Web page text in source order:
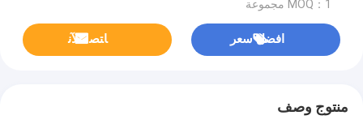
MOQ：1 مجموعة
افضل سعر ﺎﺘﺼﻟ ﺍﻶﻧ
منتوج وصف